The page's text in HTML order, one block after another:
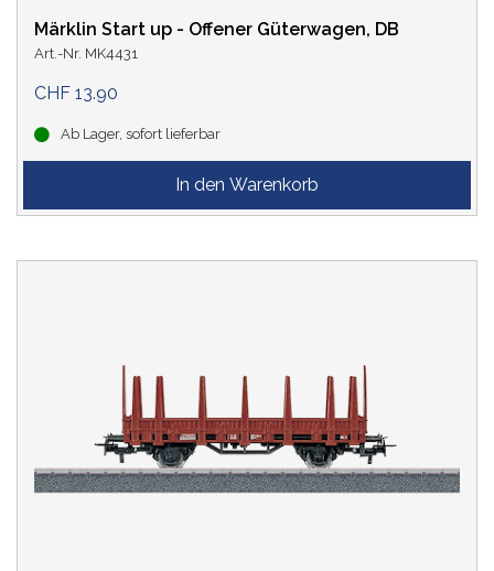
Märklin Start up - Offener Güterwagen, DB
Art.-Nr. MK4431
CHF 13.90
Ab Lager, sofort lieferbar